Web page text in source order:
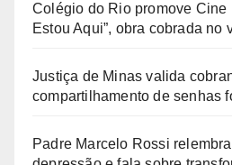
Colégio do Rio promove Cine
Estou Aqui”, obra cobrada no
Justiça de Minas valida
compartilhamento de senhas
Padre Marcelo Rossi